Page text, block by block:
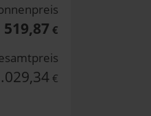
519,87 €
€